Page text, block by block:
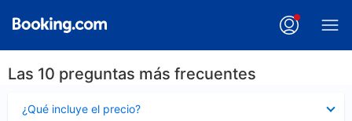
Las 10 preguntas más frecuentes
¿Qué incluye el precio?
cerrado